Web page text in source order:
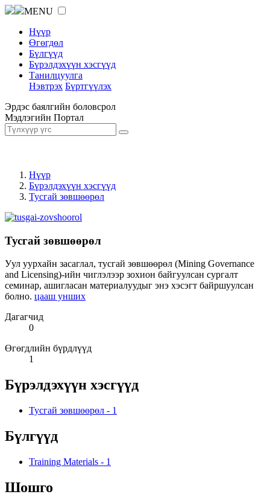
MENU
Нүүр
Өгөгдөл
Бүлгүүд
Бүрэлдэхүүн хэсгүүд
Танилцуулга
Нэвтрэх Бүртгүүлэх
Эрдэс баялгийн боловсрол
Мэдлэгийн Портал
Нүүр
Бүрэлдэхүүн хэсгүүд
Тусгай зөвшөөрөл
Тусгай зөвшөөрөл
Уул уурхайн засаглал, тусгай зөвшөөрөл (Mining Governance
and Licensing)-ийн чиглэлээр зохион байгуулсан сургалт
семинар, ашигласан материалуудыг энэ хэсэгт байршуулсан
болно. цааш унших
Дагагчид
0
Өгөгдлийн бүрдлүүд
1
Бүрэлдэхүүн хэсгүүд
Тусгай зөвшөөрөл - 1
Бүлгүүд
Training Materials - 1
Шошго